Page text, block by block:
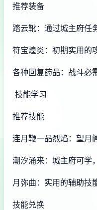
推荐装备
踏云靴：通过城主府任
符宝煌炎：初期实用的
各种回复药品：战斗必
技能学习
推荐技能
连月鞭一品烈焰：望月
潮汐涌来：城主府可学
月弥曲：实用的辅助技
技能兑换